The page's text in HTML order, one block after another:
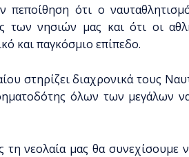
πεποίθηση ότι ο
των νησιών μας και ότι οι
και παγκόσμιο επίπεδο.
στηρίζει διαχρονικά τους
όλων των μεγάλων
νεολαία μας θα συνεχίσουμε